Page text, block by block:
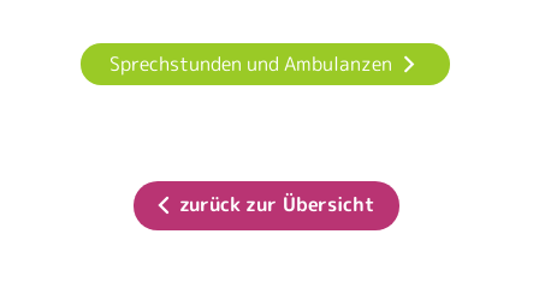
Sprechstunden und Ambulanzen
zurück zur Übersicht